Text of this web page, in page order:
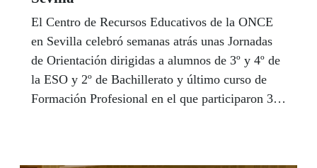
El Centro de Recursos Educativos de la ONCE
en Sevilla celebró semanas atrás unas Jornadas
de Orientación dirigidas a alumnos de 3º y 4º de
la ESO y 2º de Bachillerato y último curso de
Formación Profesional en el que participaron 38